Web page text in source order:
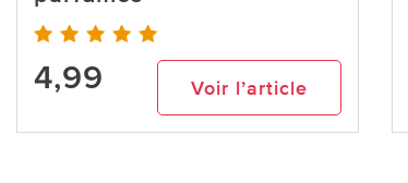
4,99 Voir l’article